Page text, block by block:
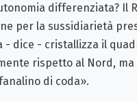
differenziata? Il
per la sussidiarietà
- dice - cristallizza il
rispetto al Nord, ma
di coda».